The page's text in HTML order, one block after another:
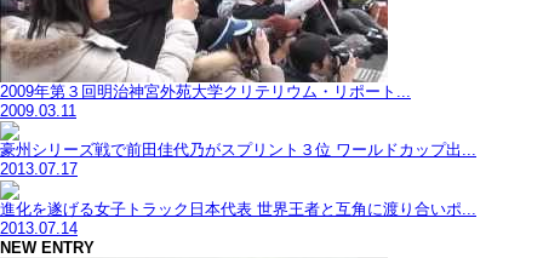
2009年第３回明治神宮外苑大学クリテリウム・リポート...
2009.03.11
豪州シリーズ戦で前田佳代乃がスプリント３位 ワールドカップ出...
2013.07.17
進化を遂げる女子トラック日本代表 世界王者と互角に渡り合いポ...
2013.07.14
NEW ENTRY